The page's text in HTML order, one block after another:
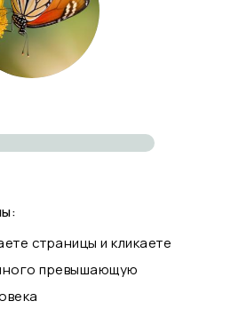
страницы и кликаете
превышающую